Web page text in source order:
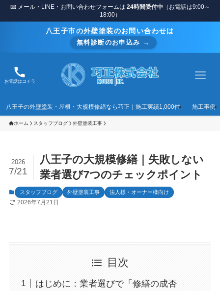
📧 メール・LINE・お問い合わせフォームは 24時間受付中 （お電話は9:00～
18:00）
八王子市の外壁塗装のお問い合わせは
無料診断のお申込み →
お電話はコチラ
八王子の外壁塗装・屋根・大規模修繕なら巧正｜施工実績1,000件 施工事例
ホーム スタッフブログ 外壁塗装工事
八王子の大規模修繕｜失敗しない
業者選び7つのチェックポイント
2026
7/21
スタッフブログ 外壁塗装工事 法人様・オーナー様向け
2026年7月21日
目次
はじめに：業者選びで「修繕の成否